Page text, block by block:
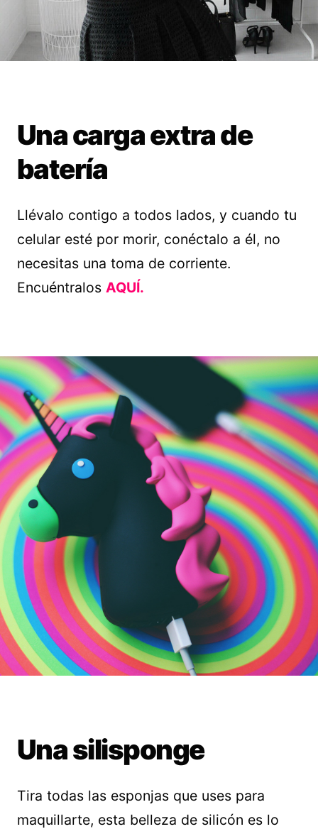
Una carga extra de
batería
Llévalo contigo a todos lados, y cuando tu
celular esté por morir, conéctalo a él, no
necesitas una toma de corriente.
Encuéntralos AQUÍ.
Una silisponge
Tira todas las esponjas que uses para
maquillarte, esta belleza de silicón es lo